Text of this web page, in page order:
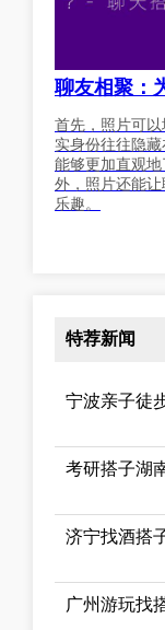
聊友相聚：
首先，照片可
实身份往往隐
能够更加直观
外，照片还能
乐趣。
特荐新闻
宁波亲子徒
考研搭子湖
济宁找酒搭
广州游玩找